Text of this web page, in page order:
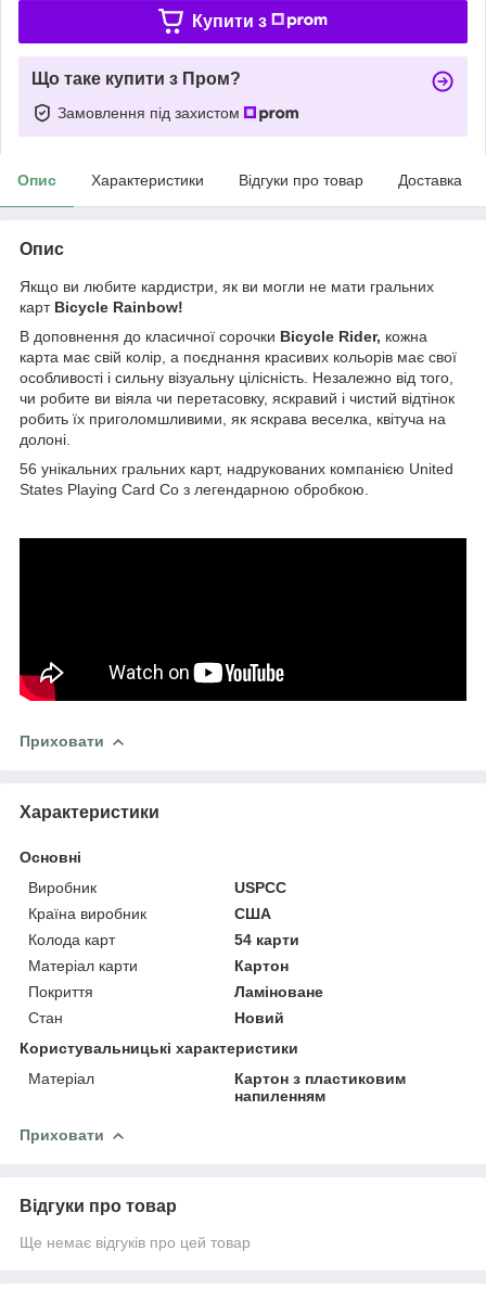
Купити з
Що таке купити з Пром?
Замовлення під захистом
Опис Характеристики Відгуки про товар Доставка
Опис
Якщо ви любите кардистри, як ви могли не мати гральних
картBicycle Rainbow!
В доповнення до класичної сорочки Bicycle Rider, кожна
карта має свій колір, а поєднання красивих кольорів має свої
особливості і сильну візуальну цілісність. Незалежно від того,
чи робите ви віяла чи перетасовку, яскравий і чистий відтінок
робить їх приголомшливими, як яскрава веселка, квітуча на
долоні.
56 унікальних гральних карт, надрукованих компанією United
States Playing Card Co з легендарною обробкою.
Приховати
Характеристики
Основні
Виробник
USPCC
Країна виробник
США
Колода карт
54 карти
Матеріал карти
Картон
Покриття
Ламіноване
Стан
Новий
Користувальницькі характеристики
Матеріал
Картон з пластиковим
напиленням
Приховати
Відгуки про товар
Ще немає відгуків про цей товар